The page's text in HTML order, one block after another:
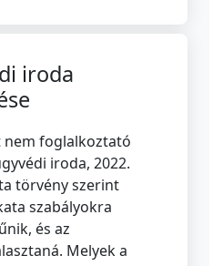
iroda
nem foglalkoztató
iroda, 2022.
törvény szerint
szabályokra
és az
Melyek a